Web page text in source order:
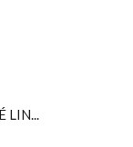
LIN...